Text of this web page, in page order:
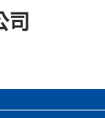
司